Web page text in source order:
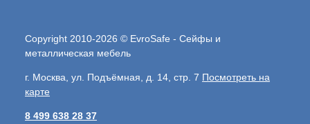
Copyright 2010-2026 © EvroSafe - Сейфы и
металлическая мебель
г. Москва, ул. Подъёмная, д. 14, стр. 7 Посмотреть на
карте
8 499 638 28 37